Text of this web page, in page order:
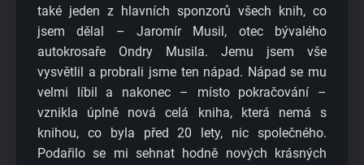
také jeden z hlavních sponzorů všech knih, co
jsem dělal – Jaromír Musil, otec bývalého
autokrosaře Ondry Musila. Jemu jsem vše
vysvětlil a probrali jsme ten nápad. Nápad se mu
velmi líbil a nakonec – místo pokračování –
vznikla úplně nová celá kniha, která nemá s
knihou, co byla před 20 lety, nic společného.
Podařilo se mi sehnat hodně nových krásných